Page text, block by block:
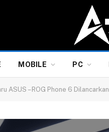
MOBILE PC
ASUS – ROG Phone 6 Dilancarkan